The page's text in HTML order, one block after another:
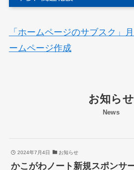
「ホームページのサブスク」
ームページ作成
お知らせ
News
2024年7月4日 お知らせ
かこがわノート新規スポンサ